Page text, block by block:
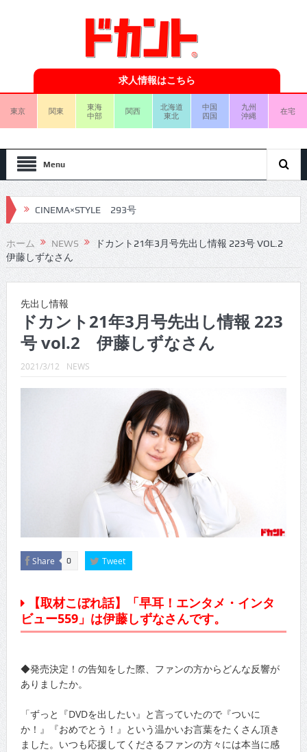
求人情報はこちら
東京 関東
東海
中部
関西
北海道
東北
中国
四国
九州
沖縄
在宅
Menu
CINEMA×STYLE 293号
CINEMA×STYLE 292号
CINEMA×STYLE 291号
CINEMA×STYLE 289号
CINEMA×STYLE 288号
CINEMA×STYLE 287号
CINEMA×STYLE 285号
CINEMA×STYLE 294号
ホーム NEWS
ドカント21年3月号先出し情報 223号 VOL.2
伊藤しずなさん
先出し情報
ドカント21年3月号先出し情報 223
号 vol.2 伊藤しずなさん
2021/3/12 NEWS
Share 0 Tweet
【取材こぼれ話】「早耳！エンタメ・インタ
ビュー559」は伊藤しずなさんです。
◆発売決定！の告知をした際、ファンの方からどんな反響が
ありましたか。
「ずっと『DVDを出したい』と言っていたので『ついに
か！』『おめでとう！』という温かいお言葉をたくさん頂き
ました。いつも応援してくださるファンの方々には本当に感